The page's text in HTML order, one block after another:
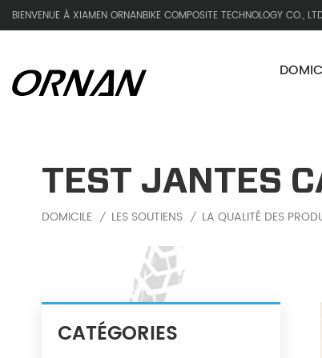
BIENVENUE À XIAMEN ORNANBIKE COMPOSITE TECHNOLOGY CO.,
TEST JANTES
DOMICILE / LES SOUTIENS / LA QUALITÉ DES
CATÉGORIES